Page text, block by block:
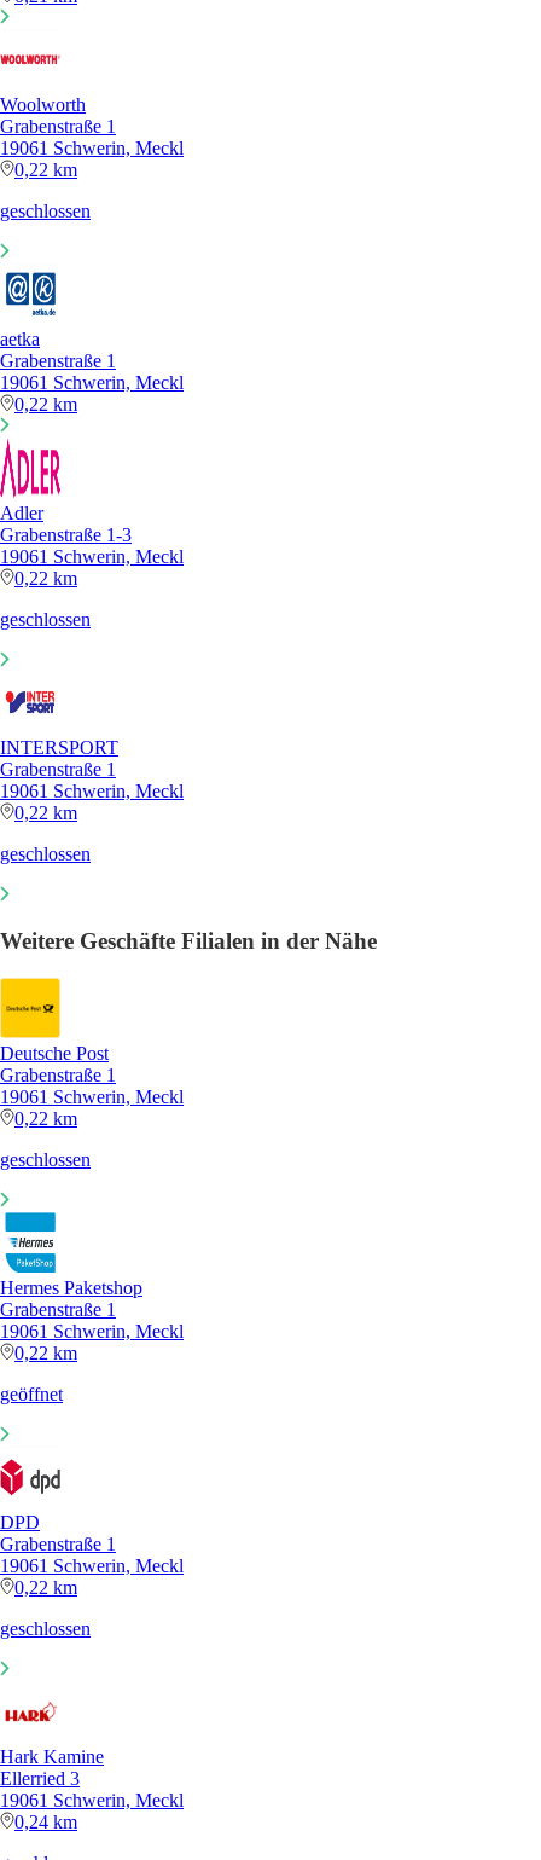
Woolworth
Grabenstraße 1
19061 Schwerin, Meckl
0,22 km
geschlossen
aetka
Grabenstraße 1
19061 Schwerin, Meckl
0,22 km
Adler
Grabenstraße 1-3
19061 Schwerin, Meckl
0,22 km
geschlossen
INTERSPORT
Grabenstraße 1
19061 Schwerin, Meckl
0,22 km
geschlossen
Weitere Geschäfte Filialen in der Nähe
Deutsche Post
Grabenstraße 1
19061 Schwerin, Meckl
0,22 km
geschlossen
Hermes Paketshop
Grabenstraße 1
19061 Schwerin, Meckl
0,22 km
geöffnet
DPD
Grabenstraße 1
19061 Schwerin, Meckl
0,22 km
geschlossen
Hark Kamine
Ellerried 3
19061 Schwerin, Meckl
0,24 km